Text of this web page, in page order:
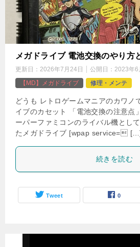
メガドライブ 電池交換のやり方
更新日： 2026年7月24日 公開日： 2023年6
【MD】メガドライブ
修理・メンテ
どうも レトロゲームマニアのカワノ
イブのカセット 「電池交換の注意点
ーパーファミコンのライバル機とし
たメガドライブ [wpap service=
続きを読む
Tweet 0